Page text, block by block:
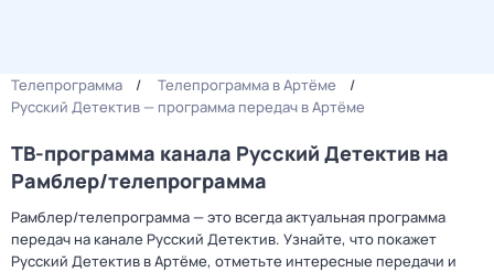
Телепрограмма
Телепрограмма в Артёме
Русский Детектив — программа передач в Артёме
ТВ-программа канала Русский Детектив на
Рамблер/телепрограмма
Рамблер/телепрограмма — это всегда актуальная программа
передач на канале Русский Детектив. Узнайте, что покажет
Русский Детектив в Артёме, отметьте интересные передачи и